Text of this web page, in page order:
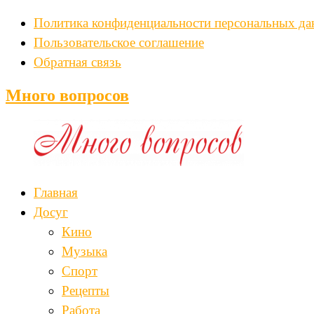
Политика конфиденциальности персональных
Пользовательское соглашение
Обратная связь
Много вопросов
Главная
Досуг
Кино
Музыка
Спорт
Рецепты
Работа